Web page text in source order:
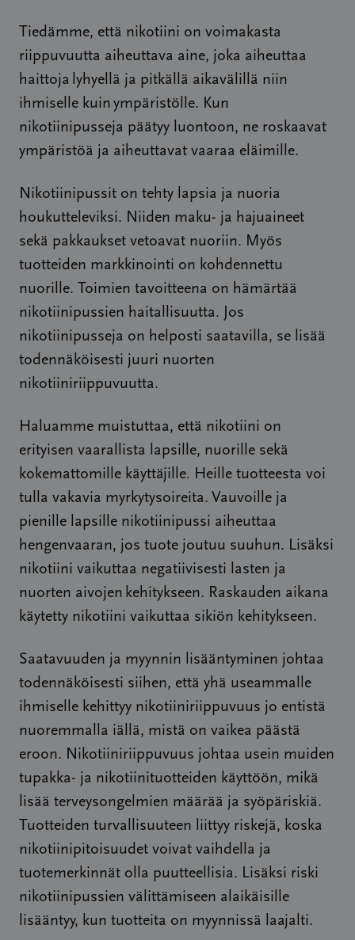
Tiedämme, että nikotiini on voimakasta
riippuvuutta aiheuttava aine, joka aiheuttaa
haittoja lyhyellä ja pitkällä aikavälillä niin
ihmiselle kuin ympäristölle. Kun
nikotiinipusseja päätyy luontoon, ne roskaavat
ympäristöä ja aiheuttavat vaaraa eläimille.
Nikotiinipussit on tehty lapsia ja nuoria
houkutteleviksi. Niiden maku- ja hajuaineet
sekä pakkaukset vetoavat nuoriin. Myös
tuotteiden markkinointi on kohdennettu
nuorille. Toimien tavoitteena on hämärtää
nikotiinipussien haitallisuutta. Jos
nikotiinipusseja on helposti saatavilla, se lisää
todennäköisesti juuri nuorten
nikotiiniriippuvuutta.
Haluamme muistuttaa, että nikotiini on
erityisen vaarallista lapsille, nuorille sekä
kokemattomille käyttäjille. Heille tuotteesta voi
tulla vakavia myrkytysoireita. Vauvoille ja
pienille lapsille nikotiinipussi aiheuttaa
hengenvaaran, jos tuote joutuu suuhun. Lisäksi
nikotiini vaikuttaa negatiivisesti lasten ja
nuorten aivojen kehitykseen. Raskauden aikana
käytetty nikotiini vaikuttaa sikiön kehitykseen.
Saatavuuden ja myynnin lisääntyminen johtaa
todennäköisesti siihen, että yhä useammalle
ihmiselle kehittyy nikotiiniriippuvuus jo entistä
nuoremmalla iällä, mistä on vaikea päästä
eroon. Nikotiiniriippuvuus johtaa usein muiden
tupakka- ja nikotiinituotteiden käyttöön, mikä
lisää terveysongelmien määrää ja syöpäriskiä.
Tuotteiden turvallisuuteen liittyy riskejä, koska
nikotiinipitoisuudet voivat vaihdella ja
tuotemerkinnät olla puutteellisia. Lisäksi riski
nikotiinipussien välittämiseen alaikäisille
lisääntyy, kun tuotteita on myynnissä laajalti.